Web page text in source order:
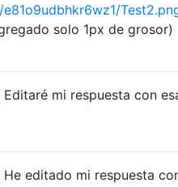
solo 1px de grosor)
Editaré mi respuesta con
He editado mi respuesta